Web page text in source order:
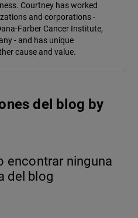
Courtney has worked
and corporations -
Farber Cancer Institute,
- and has unique
cause and value.
del blog by
encontrar ninguna
del blog